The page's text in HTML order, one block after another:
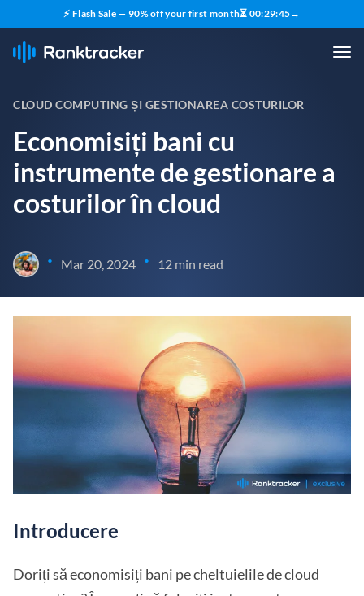
⚡ Flash Sale — 90% off your first month⏳ 00:29:44→
CLOUD COMPUTING ȘI GESTIONAREA COSTURILOR
Economisiți bani cu
instrumente de gestionare a
costurilor în cloud
• Mar 20, 2024 • 12 min read
Introducere
Doriți să economisiți bani pe cheltuielile de cloud